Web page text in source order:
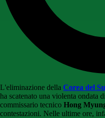
L'eliminazione della Corea del
ha scatenato una violenta ondata
commissario tecnico Hong
contestazioni. Nelle ultime ore,